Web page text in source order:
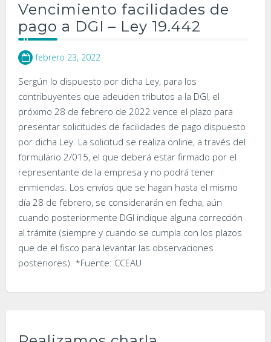
Vencimiento facilidades de
pago a DGI – Ley 19.442
febrero 23, 2022
Sergún lo dispuesto por dicha Ley, para los
contribuyentes que adeuden tributos a la DGI, el
próximo 28 de febrero de 2022 vence el plazo para
presentar solicitudes de facilidades de pago dispuesto
por dicha Ley. La solicitud se realiza online, a través del
formulario 2/015, el que deberá estar firmado por el
representante de la empresa y no podrá tener
enmiendas. Los envíos que se hagan hasta el mismo
día 28 de febrero, se considerarán en fecha, aún
cuando posteriormente DGI indique alguna corrección
al trámite (siempre y cuando se cumpla con los plazos
que de el fisco para levantar las observaciones
posteriores). *Fuente: CCEAU